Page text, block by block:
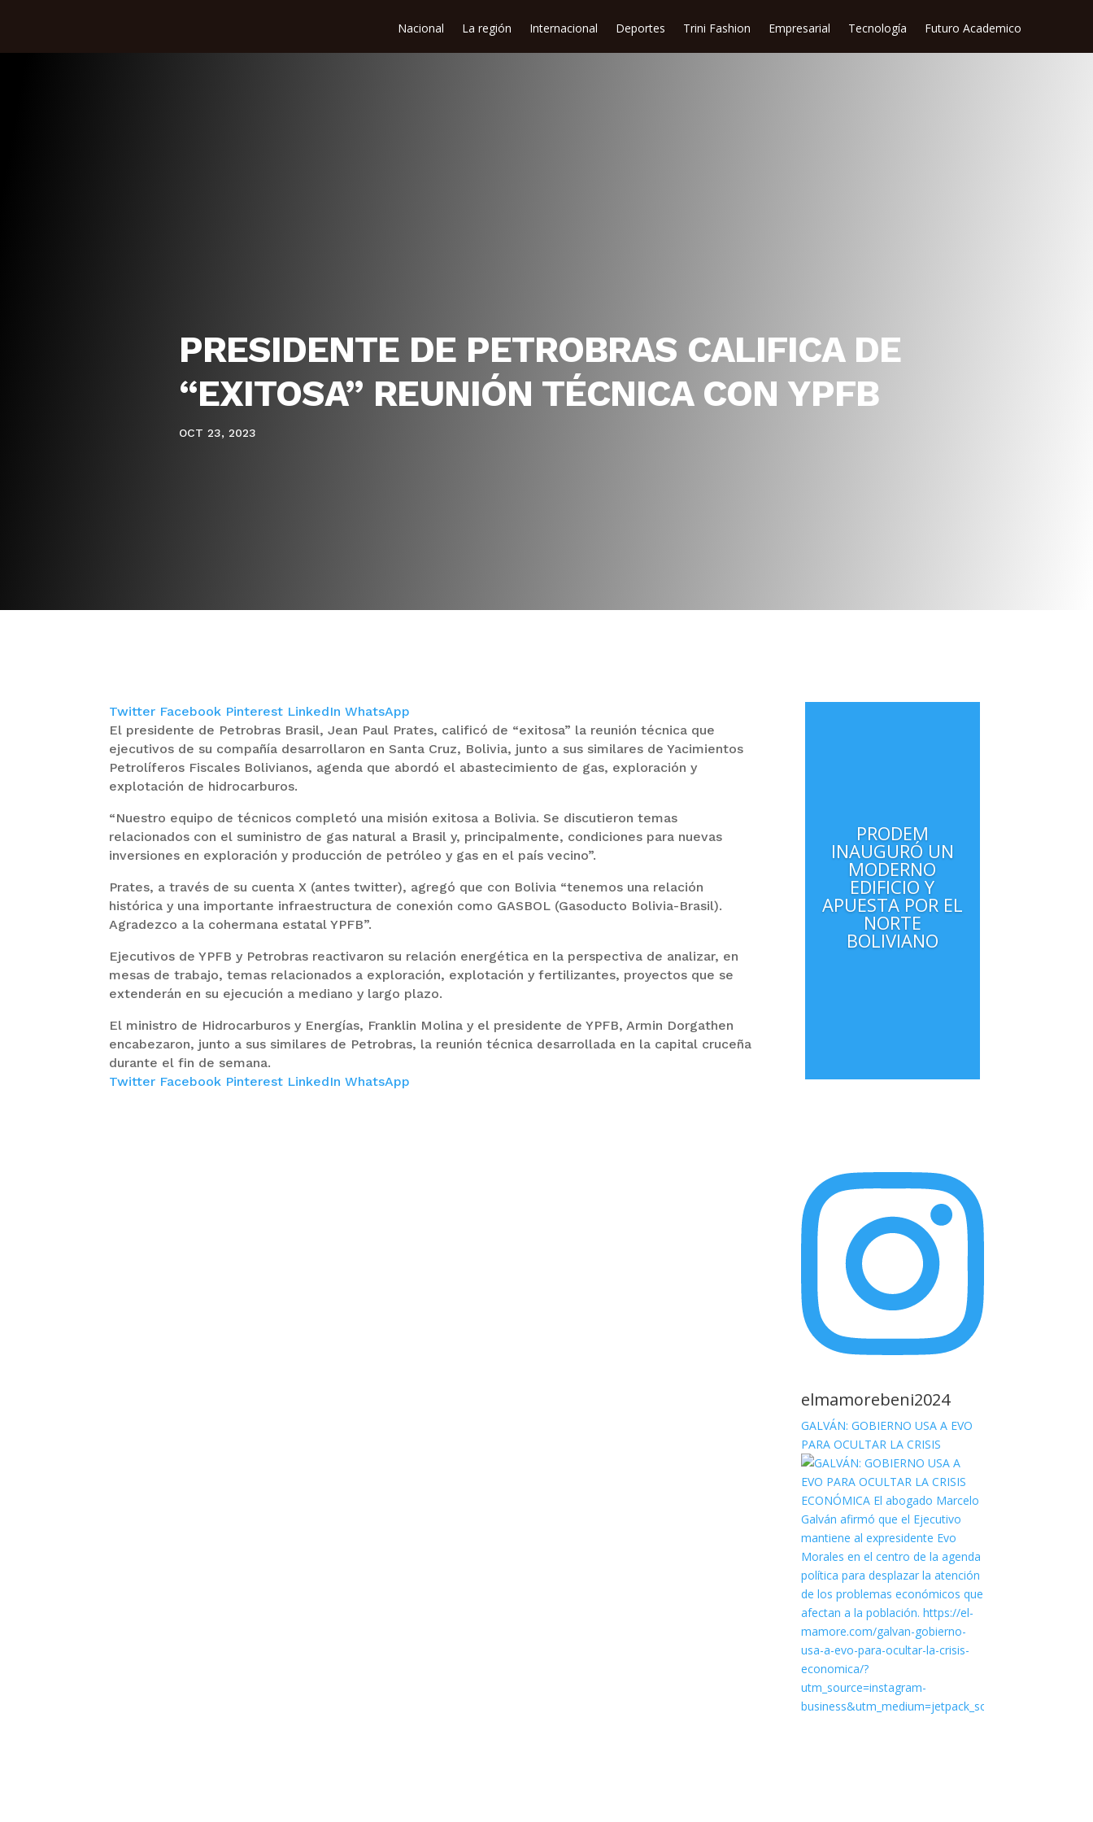
Nacional La región Internacional Deportes Trini Fashion Empresarial Tecnología Futuro Academico
PRESIDENTE DE PETROBRAS CALIFICA DE
“EXITOSA” REUNIÓN TÉCNICA CON YPFB
OCT 23, 2023
Twitter Facebook Pinterest LinkedInWhatsApp
El presidente de Petrobras Brasil, Jean Paul Prates, calificó de “exitosa” la reunión técnica que
ejecutivos de su compañía desarrollaron en Santa Cruz, Bolivia, junto a sus similares de Yacimientos
Petrolíferos Fiscales Bolivianos, agenda que abordó el abastecimiento de gas, exploración y
explotación de hidrocarburos.
“Nuestro equipo de técnicos completó una misión exitosa a Bolivia. Se discutieron temas
relacionados con el suministro de gas natural a Brasil y, principalmente, condiciones para nuevas
inversiones en exploración y producción de petróleo y gas en el país vecino”.
Prates, a través de su cuenta X (antes twitter), agregó que con Bolivia “tenemos una relación
histórica y una importante infraestructura de conexión como GASBOL (Gasoducto Bolivia-Brasil).
Agradezco a la cohermana estatal YPFB”.
Ejecutivos de YPFB y Petrobras reactivaron su relación energética en la perspectiva de analizar, en
mesas de trabajo, temas relacionados a exploración, explotación y fertilizantes, proyectos que se
extenderán en su ejecución a mediano y largo plazo.
El ministro de Hidrocarburos y Energías, Franklin Molina y el presidente de YPFB, Armin Dorgathen
encabezaron, junto a sus similares de Petrobras, la reunión técnica desarrollada en la capital cruceña
durante el fin de semana.
Twitter Facebook Pinterest LinkedInWhatsApp
PRODEM
INAUGURÓ UN
MODERNO
EDIFICIO Y
APUESTA POR EL
NORTE
BOLIVIANO
elmamorebeni2024
GALVÁN: GOBIERNO USA A EVO
PARA OCULTAR LA CRISIS